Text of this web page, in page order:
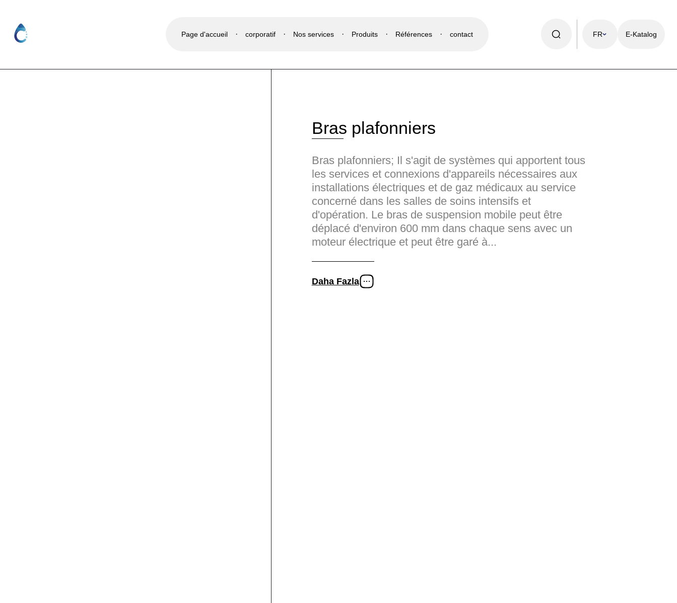
Page d'accueil corporatif Nos services Produits Références contact FR E-Katalog
Bras plafonniers
Bras plafonniers; Il s'agit de systèmes qui apportent tous
les services et connexions d'appareils nécessaires aux
installations électriques et de gaz médicaux au service
concerné dans les salles de soins intensifs et
d'opération. Le bras de suspension mobile peut être
déplacé d'environ 600 mm dans chaque sens avec un
moteur électrique et peut être garé à...
Daha Fazla